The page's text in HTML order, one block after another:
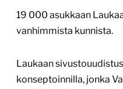
19 000 asukkaan
vanhimmista kunnista.
Laukaan
konseptoinnilla, jonka